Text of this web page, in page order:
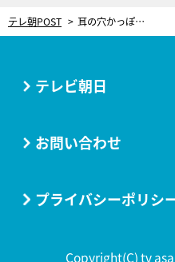
テレ朝POST 耳の穴かっぽじって聞け！
テレビ朝日
お問い合わせ
プライバシーポリシ
Copyright(C) tv